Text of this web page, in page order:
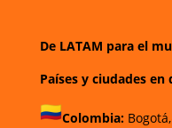
De LATAM para el
Países y ciudades
Colombia: Bogotá,–